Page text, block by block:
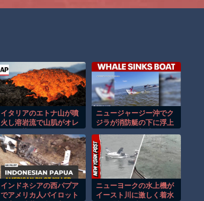
イタリアのエトナ山が噴
火し溶岩流で山肌がオレ
ニュージャージー沖でク
ジラが消防艇の下に浮上
インドネシアの西パプア
でアメリカ人パイロット
ニューヨークの水上機が
イースト川に激しく着水